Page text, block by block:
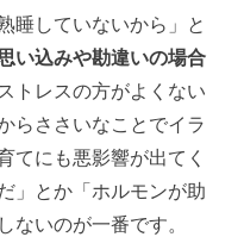
睡していないから」と
い込みや勘違いの場合
トレスの方がよくない
らささいなことでイラ
てにも悪影響が出てく
」とか「ホルモンが助
ないのが一番です。